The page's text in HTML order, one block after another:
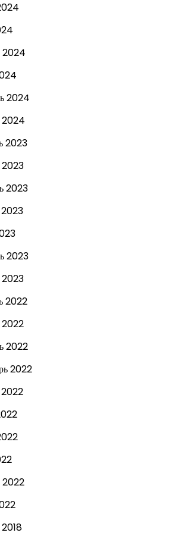
2024
2024
2024
2023
2023
2023
2023
2023
2023
2022
2022
2022
2022
2022
2022